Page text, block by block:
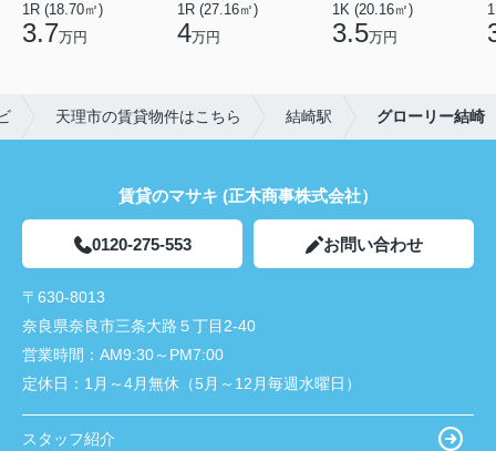
1R (18.70㎡)
3.7万円
1R (27.16㎡)
4万円
1K (20.16㎡)
3.5万円
天理市の賃貸物件はこちら 結崎駅 グローリー結崎
賃貸のマサキ (正木商事株式会社）
0120-275-553 お問い合わせ
〒630-8013
奈良県奈良市三条大路５丁目2-40
営業時間： AM9:30～PM7:00
定休日： 1月～4月無休（5月～12月毎週水曜日）
スタッフ紹介